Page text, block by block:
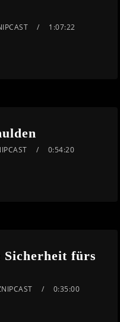
1:07:22
0:54:20
Sicherheit fürs
0:35:00